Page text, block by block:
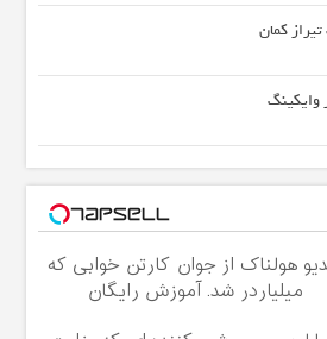
کمان
وایکینگ
هولناک از جوان کارتن خوابی که
میلیاردر شد. آموزش رایگان